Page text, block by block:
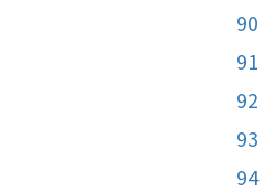
90
91
92
93
94